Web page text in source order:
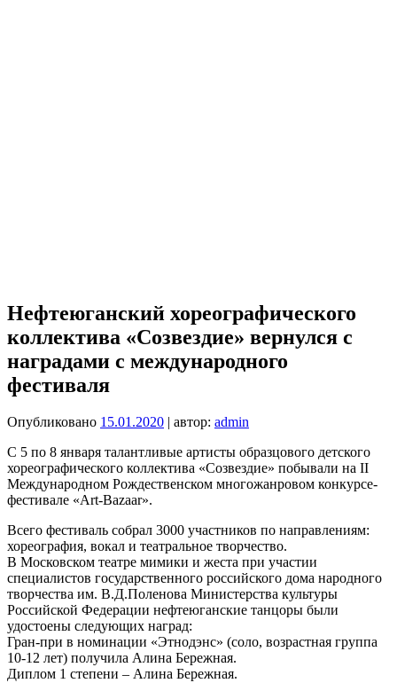
Нефтеюганский хореографического
коллектива «Созвездие» вернулся с
наградами с международного
фестиваля
Опубликовано 15.01.2020 | автор: admin
С 5 по 8 января талантливые артисты образцового детского
хореографического коллектива «Созвездие» побывали на II
Международном Рождественском многожанровом конкурсе-
фестивале «Art-Bazaar».
Всего фестиваль собрал 3000 участников по направлениям:
хореография, вокал и театральное творчество.
В Московском театре мимики и жеста при участии
специалистов государственного российского дома народного
творчества им. В.Д.Поленова Министерства культуры
Российской Федерации нефтеюганские танцоры были
удостоены следующих наград:
Гран-при в номинации «Этнодэнс» (соло, возрастная группа
10-12 лет) получила Алина Бережная.
Диплом 1 степени – Алина Бережная.